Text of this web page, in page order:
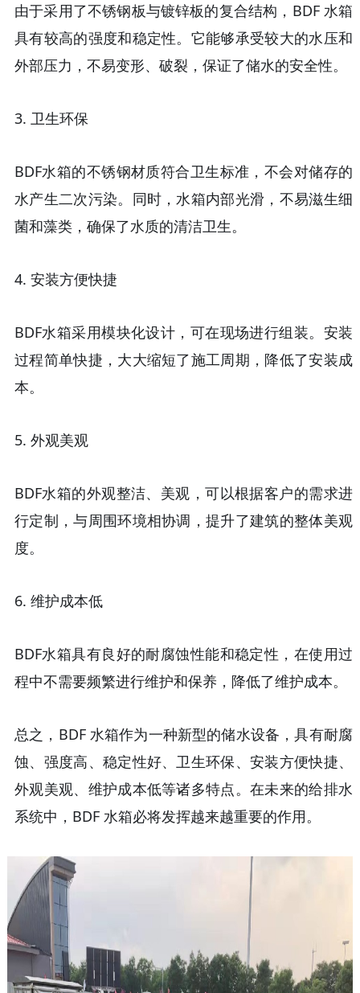
由于采用了不锈钢板与镀锌板的复合结构， BDF 水箱
具有较高的强度和稳定性。它能够承受较大的水压和
外部压力，不易变形、破裂，保证了储水的安全性。
3. 卫生环保
BDF水箱的不锈钢材质符合卫生标准，不会对储存的
水产生二次污染。同时，水箱内部光滑，不易滋生细
菌和藻类，确保了水质的清洁卫生。
4. 安装方便快捷
BDF水箱采用模块化设计，可在现场进行组装。安装
过程简单快捷，大大缩短了施工周期，降低了安装成
本。
5. 外观美观
BDF水箱的外观整洁、美观，可以根据客户的需求进
行定制，与周围环境相协调，提升了建筑的整体美观
度。
6. 维护成本低
BDF水箱具有良好的耐腐蚀性能和稳定性，在使用过
程中不需要频繁进行维护和保养，降低了维护成本。
总之， BDF 水箱作为一种新型的储水设备，具有耐腐
蚀、强度高、稳定性好、卫生环保、安装方便快捷、
外观美观、维护成本低等诸多特点。在未来的给排水
系统中，BDF 水箱必将发挥越来越重要的作用。